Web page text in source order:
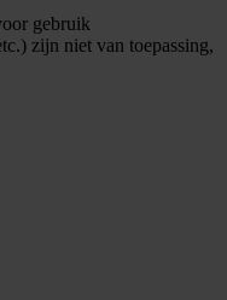
gebruik
zijn niet van toepassing,